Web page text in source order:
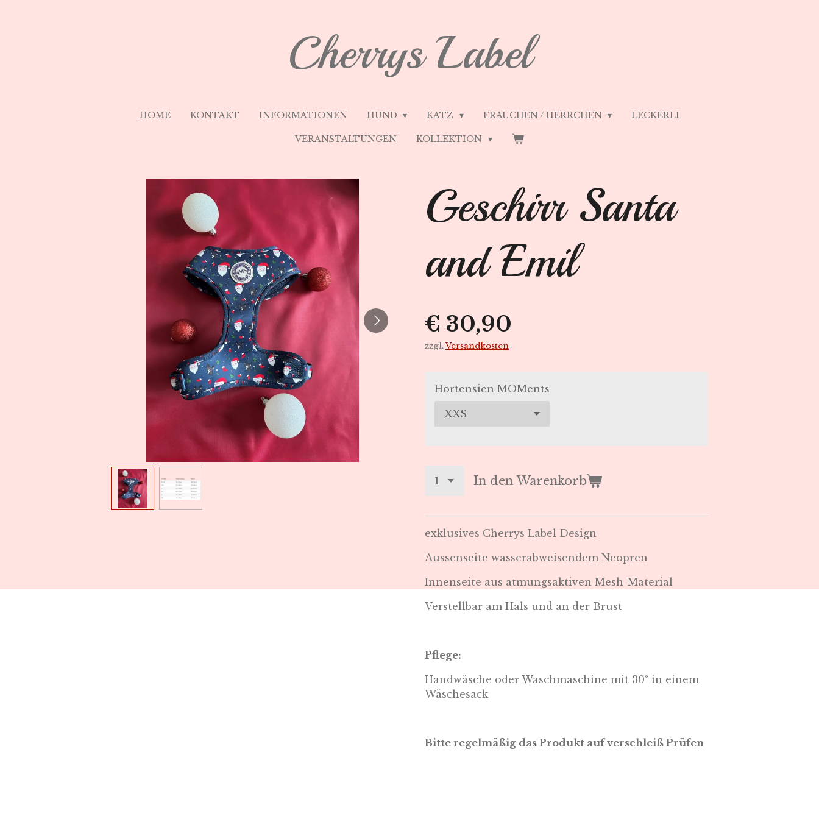
Cherrys Label
HOME KONTAKT INFORMATIONEN HUND KATZ FRAUCHEN / HERRCHEN LECKERLI
VERANSTALTUNGEN KOLLEKTION
Geschirr Santa
and Emil
€ 30,90
zzgl.Versandkosten
Hortensien MOMents
In den Warenkorb
exklusives Cherrys Label Design
Aussenseite wasserabweisendem Neopren
Innenseite aus atmungsaktiven Mesh-Material
Verstellbar am Hals und an der Brust
Pflege:
Handwäsche oder Waschmaschine mit 30° in einem
Wäschesack
Bitte regelmäßig das Produkt auf verschleiß Prüfen